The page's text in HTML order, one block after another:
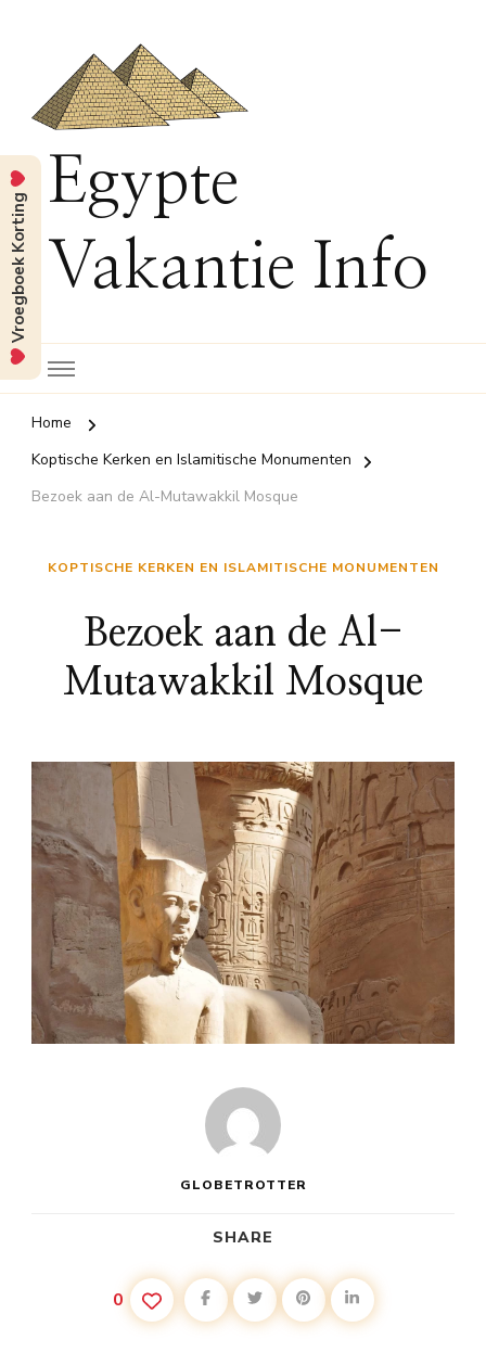
Egypte
Vakantie Info
Home
Koptische Kerken en Islamitische Monumenten
Bezoek aan de Al-Mutawakkil Mosque
KOPTISCHE KERKEN EN ISLAMITISCHE MONUMENTEN
Bezoek aan de Al-
Mutawakkil Mosque
GLOBETROTTER
SHARE
0
Vroegboek Korting